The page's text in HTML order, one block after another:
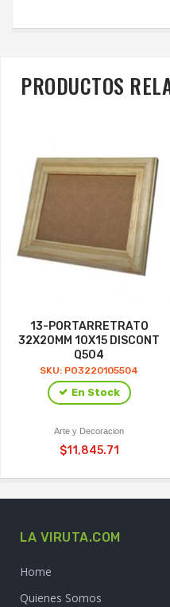
PRODUCTOS
13-PORTARRETRATO
32X20MM 10X15 DISCONT
Q504
SKU: PO3220105504
En Stock
Arte y Decoracion
$11,845.71
LA VIRUTA.COM
Home
Quienes Somos